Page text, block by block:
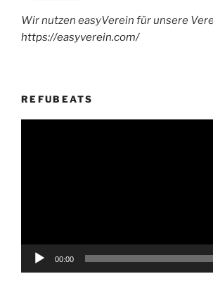
Wir nutzen easyVerein für unsere
https://easyverein.com/
REFUBEATS
00:00